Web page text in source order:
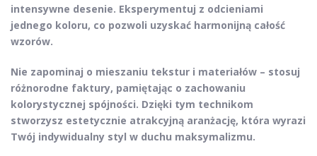
intensywne desenie. Eksperymentuj z odcieniami
jednego koloru, co pozwoli uzyskać harmonijną całość
wzorów.
Nie zapominaj o mieszaniu tekstur i materiałów – stosuj
różnorodne faktury, pamiętając o zachowaniu
kolorystycznej spójności. Dzięki tym technikom
stworzysz estetycznie atrakcyjną aranżację, która wyrazi
Twój indywidualny styl w duchu maksymalizmu.